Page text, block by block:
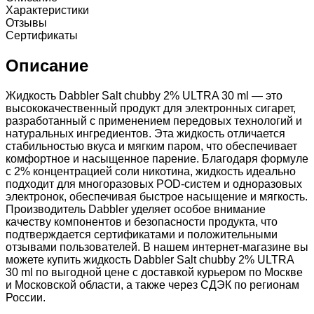
Характеристики
Отзывы
Сертификаты
Описание
Жидкость Dabbler Salt chubby 2% ULTRA 30 ml — это
высококачественный продукт для электронных сигарет,
разработанный с применением передовых технологий и
натуральных ингредиентов. Эта жидкость отличается
стабильностью вкуса и мягким паром, что обеспечивает
комфортное и насыщенное парение. Благодаря формуле
с 2% концентрацией соли никотина, жидкость идеально
подходит для многоразовых POD-систем и одноразовых
электронок, обеспечивая быстрое насыщение и мягкость.
Производитель Dabbler уделяет особое внимание
качеству компонентов и безопасности продукта, что
подтверждается сертификатами и положительными
отзывами пользователей. В нашем интернет-магазине вы
можете купить жидкость Dabbler Salt chubby 2% ULTRA
30 ml по выгодной цене с доставкой курьером по Москве
и Московской области, а также через СДЭК по регионам
России.